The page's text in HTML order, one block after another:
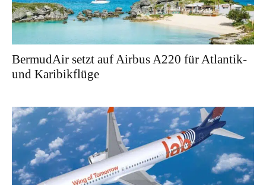
BermudAir setzt auf Airbus A220 für Atlantik-
und Karibikflüge